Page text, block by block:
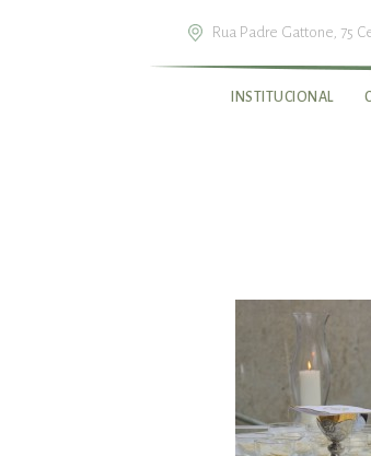
Rua Padre Gattone, 75
INSTITUCIONAL